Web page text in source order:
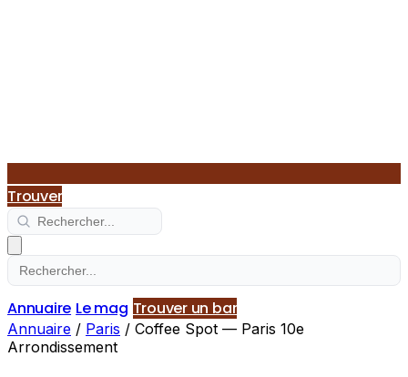
Trouver
Annuaire Le mag Trouver un bar
Annuaire / Paris / Coffee Spot — Paris 10e
Arrondissement